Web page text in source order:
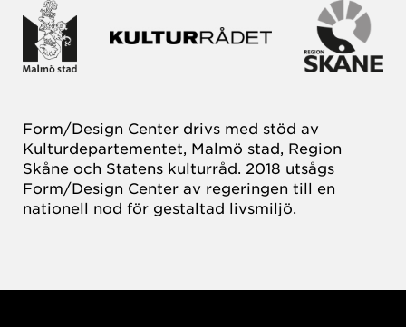
Form/Design Center drivs med stöd av
Kulturdepartementet, Malmö stad, Region
Skåne och Statens kulturråd. 2018 utsågs
Form/Design Center av regeringen till en
nationell nod för gestaltad livsmiljö.